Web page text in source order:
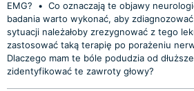
EMG?
• Co oznaczają te objawy
badania warto wykonać, aby
sytuacji należałoby zrezygnować z tego
zastosować taką terapię po porażeniu
Dlaczego mam te bóle podudzia od
zidentyfikować te zawroty głowy?